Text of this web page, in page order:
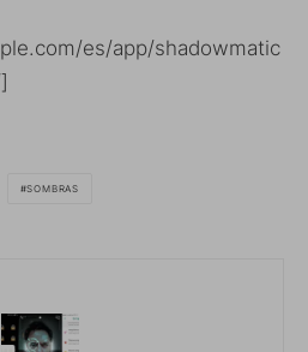
es/app/shadowmatic
SOMBRAS